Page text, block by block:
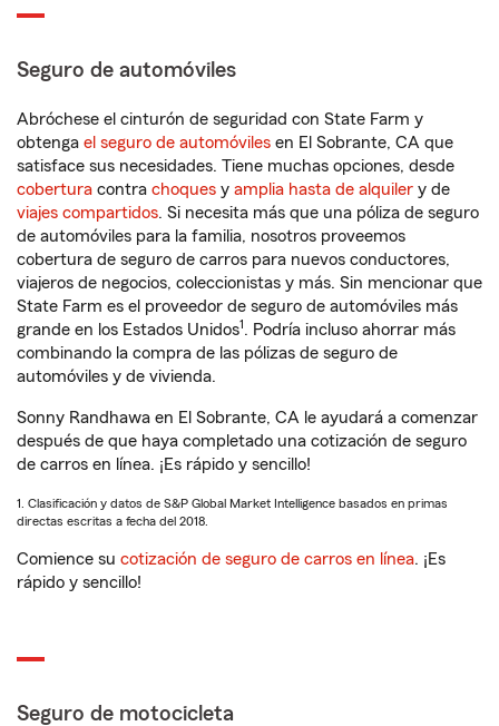
Seguro de automóviles
Abróchese el cinturón de seguridad con State Farm y
obtenga el seguro de automóviles en El Sobrante, CA que
satisface sus necesidades. Tiene muchas opciones, desde
cobertura contra choques y amplia hasta de alquiler y de
viajes compartidos. Si necesita más que una póliza de seguro
de automóviles para la familia, nosotros proveemos
cobertura de seguro de carros para nuevos conductores,
viajeros de negocios, coleccionistas y más. Sin mencionar que
State Farm es el proveedor de seguro de automóviles más
grande en los Estados Unidos1. Podría incluso ahorrar más
combinando la compra de las pólizas de seguro de
automóviles y de vivienda.
Sonny Randhawa en El Sobrante, CA le ayudará a comenzar
después de que haya completado una cotización de seguro
de carros en línea. ¡Es rápido y sencillo!
1. Clasificación y datos de S&P Global Market Intelligence basados en primas
directas escritas a fecha del 2018.
Comience su cotización de seguro de carros en línea. ¡Es
rápido y sencillo!
Seguro de motocicleta